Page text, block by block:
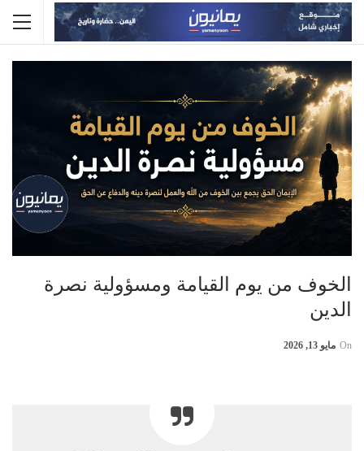
الخوف من يوم القيامة ومسؤولية نصرة
الدين
On مايو 13, 2026